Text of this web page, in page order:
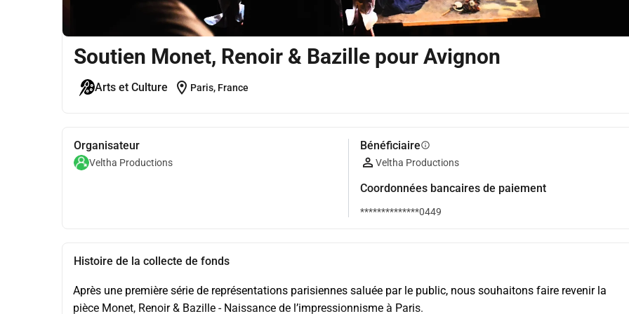
Soutien Monet, Renoir & Bazille pour Avignon
Arts et Culture location_on Paris, France
Organisateur
Veltha Productions
Bénéficiaireinfo
Veltha Productions
Coordonnées bancaires de paiement
**************0449
Histoire de la collecte de fonds
Après une première série de représentations parisiennes saluée par le public, nous souhaitons faire revenir la
pièce Monet, Renoir & Bazille - Naissance de l’impressionnisme à Paris.